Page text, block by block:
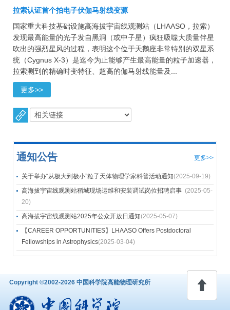
拉索认证首个拍电子伏伽马射线变源
国家重大科技基础设施高海拔宇宙线观测站（LHAASO，拉索）
发现最高能量的光子发自黑洞（或中子星）疯狂吸噬大质量伴星
吹出的强烈星风的过程，表明这个位于天鹅座非常特别的双星系
统（Cygnus X-3）是迄今为止能够产生最高能量的粒子加速器，
拉索测到的精确时变特征、超高的伽马射线能量及...
更多>>
更多>>
通知公告
关于举办“从极大到极小”粒子天体物理学家科普活动通知(2025-09-19)
高海拔宇宙线观测站稻城现场运维和安装调试岗位招聘启事 (2025-05-
20)
高海拔宇宙线观测站2025年公众开放日通知(2025-05-07)
【CAREER OPPORTUNITIES】LHAASO Offers Postdoctoral
Fellowships in Astrophysics(2025-03-04)
Copyright ©2002-2026 中国科学院高能物理研究所